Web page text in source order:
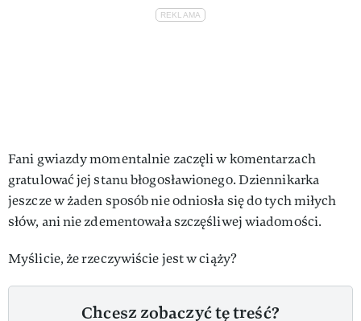
Fani gwiazdy momentalnie zaczęli w komentarzach
gratulować jej stanu błogosławionego. Dziennikarka
jeszcze w żaden sposób nie odniosła się do tych miłych
słów, ani nie zdementowała szczęśliwej wiadomości.
Myślicie, że rzeczywiście jest w ciąży?
Chcesz zobaczyć tę treść?